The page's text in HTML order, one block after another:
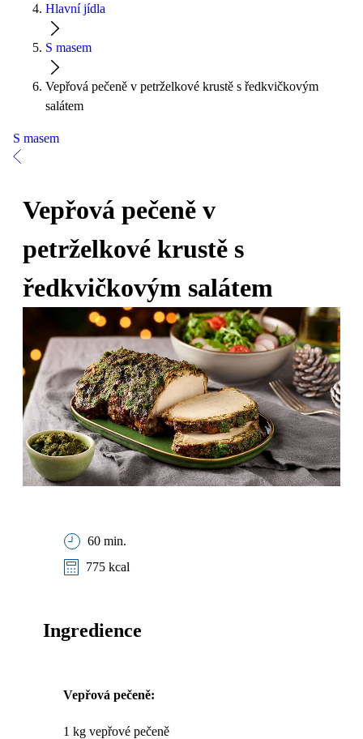
Hlavní jídla
S masem
Vepřová pečeně v petrželkové krustě s ředkvičkovým
salátem
S masem
Vepřová pečeně v
petrželkové krustě s
ředkvičkovým salátem
60 min.
775 kcal
Ingredience
Vepřová pečeně:
1 kg vepřové pečeně